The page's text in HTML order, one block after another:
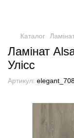
Каталог
Ламінат
Улісс
Артикул: